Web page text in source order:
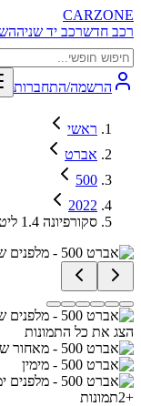
CARZONE
רכב חדשרכב יד שניה
הרשמה/התחברות
ראשי
אברט
500
2022
סקורפיונה 1.4 ליטר ידני
הצג את כל התמונות
+
2תמונות